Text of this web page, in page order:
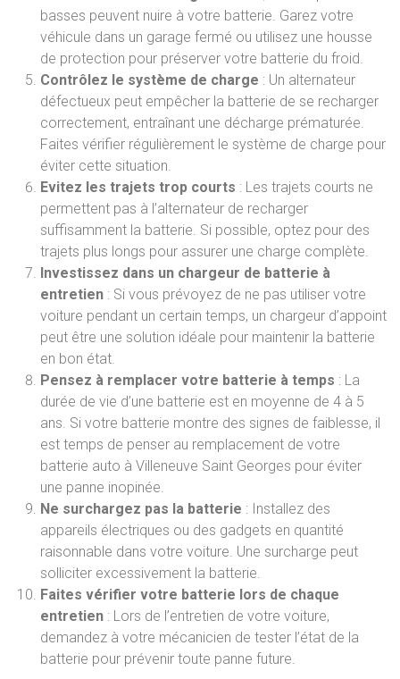
basses peuvent nuire à votre batterie. Garez votre
véhicule dans un garage fermé ou utilisez une housse
de protection pour préserver votre batterie du froid.
Contrôlez le système de charge : Un alternateur
défectueux peut empêcher la batterie de se recharger
correctement, entraînant une décharge prématurée.
Faites vérifier régulièrement le système de charge pour
éviter cette situation.
Evitez les trajets trop courts : Les trajets courts ne
permettent pas à l’alternateur de recharger
suffisamment la batterie. Si possible, optez pour des
trajets plus longs pour assurer une charge complète.
Investissez dans un chargeur de batterie à
entretien : Si vous prévoyez de ne pas utiliser votre
voiture pendant un certain temps, un chargeur d’appoint
peut être une solution idéale pour maintenir la batterie
en bon état.
Pensez à remplacer votre batterie à temps : La
durée de vie d’une batterie est en moyenne de 4 à 5
ans. Si votre batterie montre des signes de faiblesse, il
est temps de penser au remplacement de votre
batterie auto à Villeneuve Saint Georges pour éviter
une panne inopinée.
Ne surchargez pas la batterie : Installez des
appareils électriques ou des gadgets en quantité
raisonnable dans votre voiture. Une surcharge peut
solliciter excessivement la batterie.
Faites vérifier votre batterie lors de chaque
entretien : Lors de l’entretien de votre voiture,
demandez à votre mécanicien de tester l’état de la
batterie pour prévenir toute panne future.